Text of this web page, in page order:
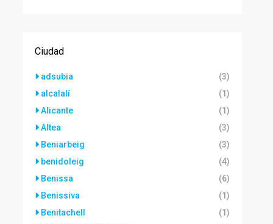
Ciudad
adsubia
(3)
alcalalí
(1)
Alicante
(1)
Altea
(3)
Beniarbeig
(3)
benidoleig
(4)
Benissa
(6)
Benissiva
(1)
Benitachell
(1)